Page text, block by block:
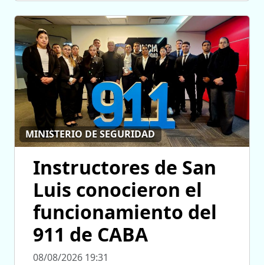
MINISTERIO DE SEGURIDAD
Instructores de San
Luis conocieron el
funcionamiento del
911 de CABA
08/08/2026 19:31